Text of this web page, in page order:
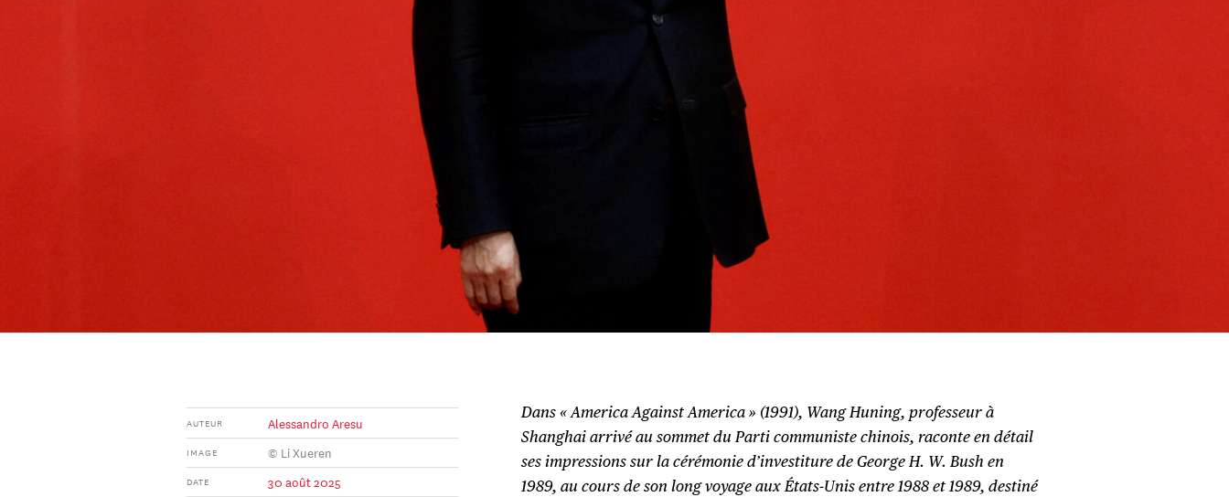
AUTEUR Alessandro Aresu
IMAGE © Li Xueren
DATE 30 août 2025
Dans « America Against America » (1991), Wang Huning, professeur à
Shanghai arrivé au sommet du Parti communiste chinois, raconte en détail
ses impressions sur la cérémonie d’investiture de George H. W. Bush en
1989, au cours de son long voyage aux États-Unis entre 1988 et 1989, destiné